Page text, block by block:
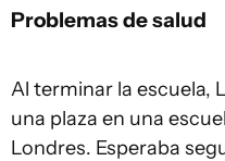
Problemas de salud
Al terminar la escuela,
una plaza en una
Londres. Esperaba